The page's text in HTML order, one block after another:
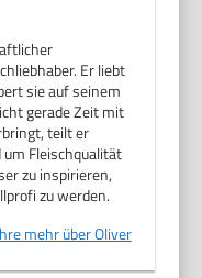
Er liebt
sie auf seinem
gerade Zeit mit
teilt er
um Fleischqualität
zu inspirieren,
zu werden.
mehr über Oliver